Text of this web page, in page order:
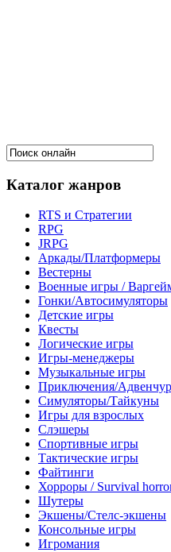
Каталог жанров
RTS и Стратегии
RPG
JRPG
Аркады/Платформеры
Вестерны
Военные игры /
Гонки/Автосимуляторы
Детские игры
Квесты
Логические игры
Игры-менеджеры
Музыкальные игры
Приключения/
Симуляторы/Тайкуны
Игры для взрослых
Слэшеры
Спортивные игры
Тактические игры
Файтинги
Хорроры / Survival
Шутеры
Экшены/Стелс-экшены
Консольные игры
Игромания